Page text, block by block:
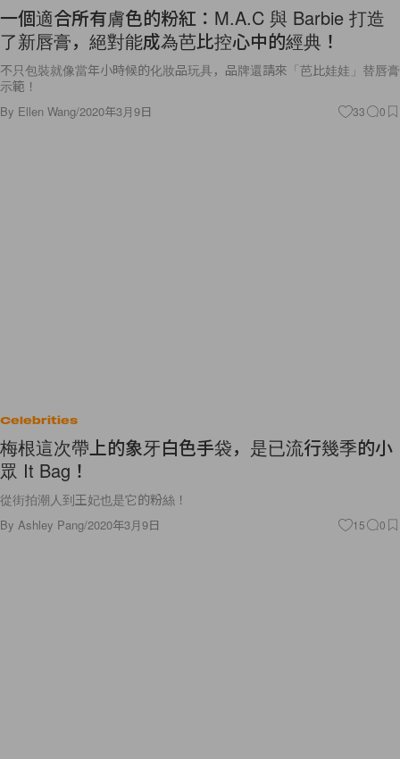
一個適合所有膚色的粉紅：M.A.C 與 Barbie 打造
了新唇膏，絕對能成為芭比控心中的經典！
不只包裝就像當年小時候的化妝品玩具，品牌還請來「芭比娃娃」替唇膏
示範！
By Ellen Wang/2020年3月9日 33 0
Celebrities
梅根這次帶上的象牙白色手袋，是已流行幾季的小
眾 It Bag！
從街拍潮人到王妃也是它的粉絲！
By Ashley Pang/2020年3月9日 15 0